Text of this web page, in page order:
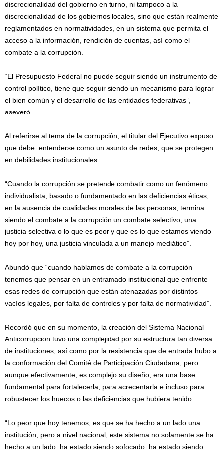
discrecionalidad del gobierno en turno, ni tampoco a la
discrecionalidad de los gobiernos locales, sino que están realmente
reglamentados en normatividades, en un sistema que permita el
acceso a la información, rendición de cuentas, así como el
combate a la corrupción.
“El Presupuesto Federal no puede seguir siendo un instrumento de
control político, tiene que seguir siendo un mecanismo para lograr
el bien común y el desarrollo de las entidades federativas”,
aseveró.
Al referirse al tema de la corrupción, el titular del Ejecutivo expuso
que debe entenderse como un asunto de redes, que se protegen
en debilidades institucionales.
“Cuando la corrupción se pretende combatir como un fenómeno
individualista, basado o fundamentado en las deficiencias éticas,
en la ausencia de cualidades morales de las personas, termina
siendo el combate a la corrupción un combate selectivo, una
justicia selectiva o lo que es peor y que es lo que estamos viendo
hoy por hoy, una justicia vinculada a un manejo mediático”.
Abundó que “cuando hablamos de combate a la corrupción
tenemos que pensar en un entramado institucional que enfrente
esas redes de corrupción que están atenazadas por distintos
vacíos legales, por falta de controles y por falta de normatividad”.
Recordó que en su momento, la creación del Sistema Nacional
Anticorrupción tuvo una complejidad por su estructura tan diversa
de instituciones, así como por la resistencia que de entrada hubo a
la conformación del Comité de Participación Ciudadana, pero
aunque efectivamente, es complejo su diseño, era una base
fundamental para fortalecerla, para acrecentarla e incluso para
robustecer los huecos o las deficiencias que hubiera tenido.
“Lo peor que hoy tenemos, es que se ha hecho a un lado una
institución, pero a nivel nacional, este sistema no solamente se ha
hecho a un lado, ha estado siendo sofocado, ha estado siendo